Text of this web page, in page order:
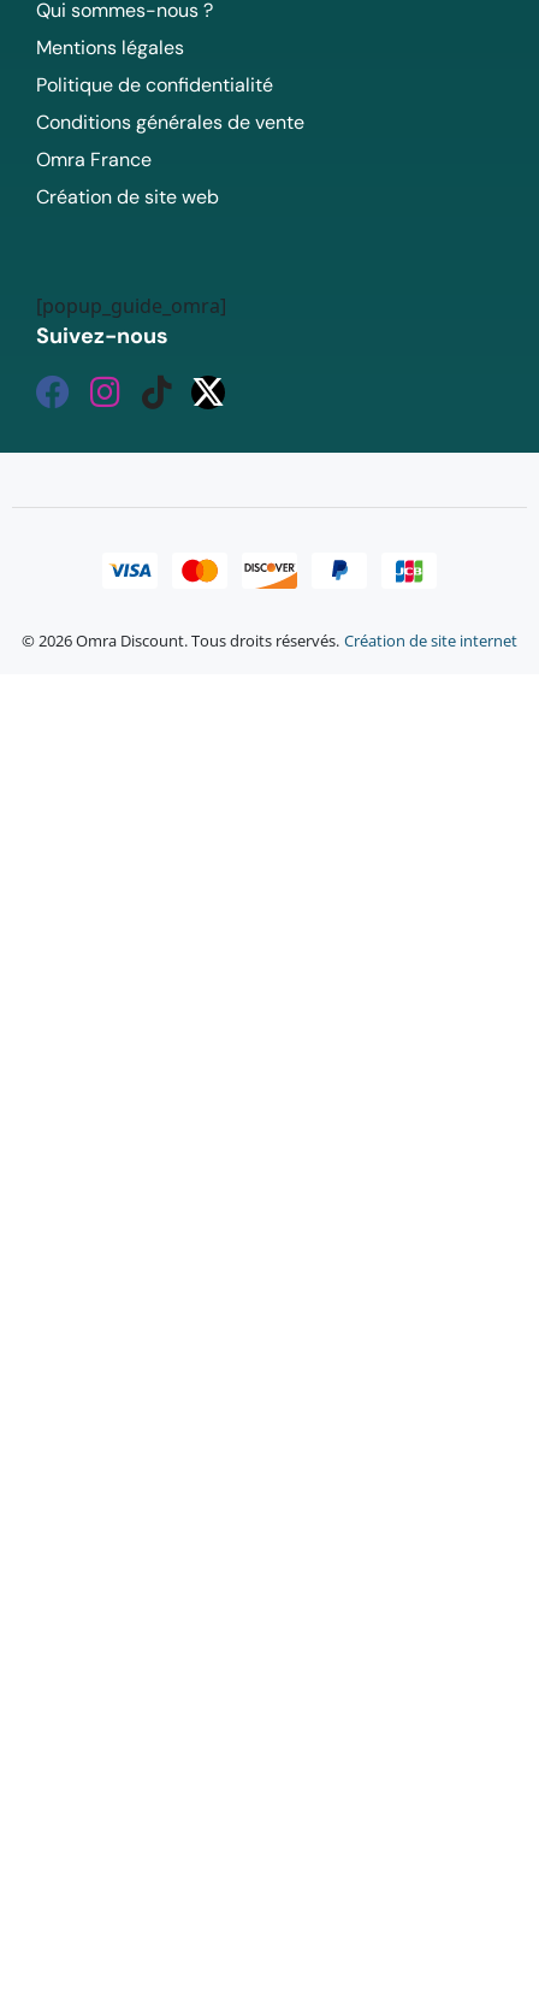
Qui sommes-nous ?
Mentions légales
Politique de confidentialité
Conditions générales de vente
Omra France
Création de site web
[popup_guide_omra]
Suivez-nous
© 2026 Omra Discount. Tous droits réservés. Création de site internet